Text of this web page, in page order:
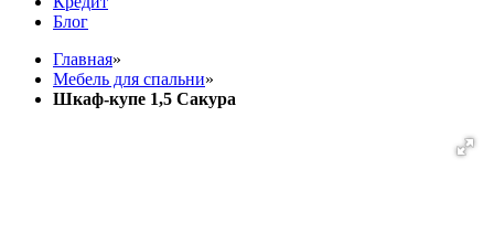
Блог
Главная»
Мебель для спальни»
Шкаф-купе 1,5 Сакура